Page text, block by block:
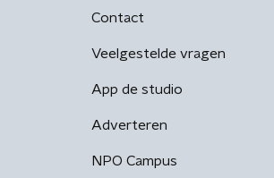
Contact
Veelgestelde vragen
App de studio
Adverteren
NPO Campus